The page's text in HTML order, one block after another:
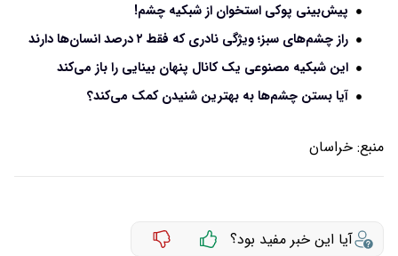
پیش‌بینی پوکی استخوان از شبکیه چشم!
راز چشم‌های سبز؛ ویژگی نادری که فقط ۲ درصد انسان‌ها دارند
این شبکیه مصنوعی یک کانال پنهان بینایی را باز می‌کند
آیا بستن چشم‌ها به بهترین شنیدن کمک می‌کند؟
منبع: خراسان
آیا این خبر مفید بود؟